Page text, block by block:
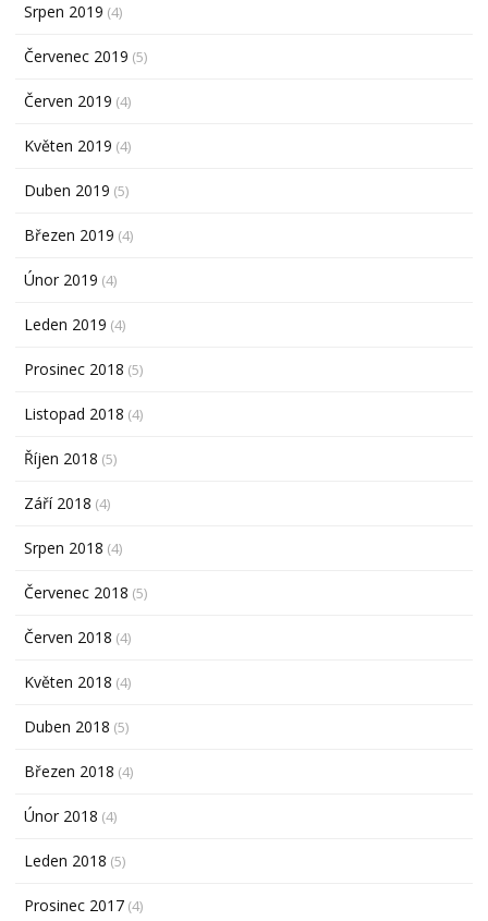
Srpen 2019 (4)
Červenec 2019 (5)
Červen 2019 (4)
Květen 2019 (4)
Duben 2019 (5)
Březen 2019 (4)
Únor 2019 (4)
Leden 2019 (4)
Prosinec 2018 (5)
Listopad 2018 (4)
Říjen 2018 (5)
Září 2018 (4)
Srpen 2018 (4)
Červenec 2018 (5)
Červen 2018 (4)
Květen 2018 (4)
Duben 2018 (5)
Březen 2018 (4)
Únor 2018 (4)
Leden 2018 (5)
Prosinec 2017 (4)